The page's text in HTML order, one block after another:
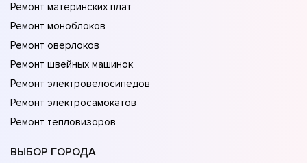
Ремонт материнских плат
Ремонт моноблоков
Ремонт оверлоков
Ремонт швейных машинок
Ремонт электровелосипедов
Ремонт электросамокатов
Ремонт тепловизоров
ВЫБОР ГОРОДА